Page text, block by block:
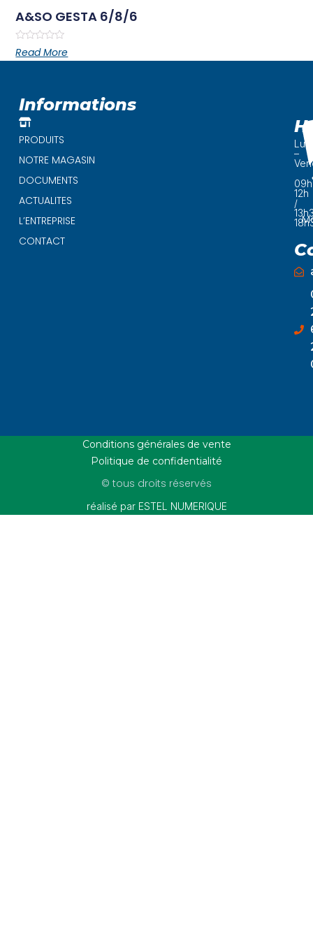
A&SO GESTA 6/8/6
Rated
0
Read More
Informations
PRODUITS
NOTRE MAGASIN
DOCUMENTS
ACTUALITES
L’ENTREPRISE
CONTACT
–
12h
/
Conditions générales de vente
Politique de confidentialité
© tous droits réservés
réalisé par ESTEL NUMERIQUE